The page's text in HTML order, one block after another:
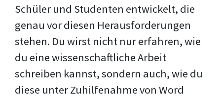
Schüler und Studenten entwickelt, die
genau vor diesen Herausforderungen
stehen. Du wirst nicht nur erfahren, wie
du eine wissenschaftliche Arbeit
schreiben kannst, sondern auch, wie du
diese unter Zuhilfenahme von Word